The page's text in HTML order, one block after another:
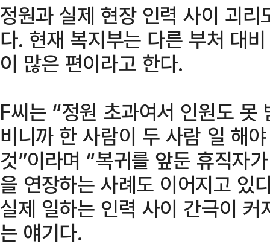
정원과 실제 현장 인력 사이 괴
다. 현재 복지부는 다른 부처 대
이 많은 편이라고 한다.
F씨는 “정원 초과여서 인원도 못
비니까 한 사람이 두 사람 일 해
것”이라며 “복귀를 앞둔 휴직자
을 연장하는 사례도 이어지고 있
실제 일하는 인력 사이 간극이
는 얘기다.